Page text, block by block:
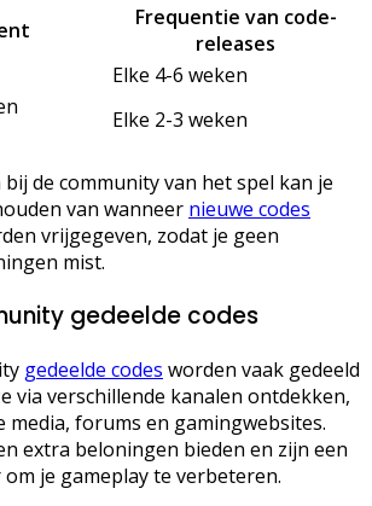
Frequentie van code-
releases
Elke 4-6 weken
Elke 2-3 weken
de community van het spel kan je
van wanneer nieuwe codes
vrijgegeven, zodat je geen
mist.
gedeelde codes
gedeelde codes worden vaak gedeeld
via verschillende kanalen ontdekken,
media, forums en gamingwebsites.
extra beloningen bieden en zijn een
je gameplay te verbeteren.